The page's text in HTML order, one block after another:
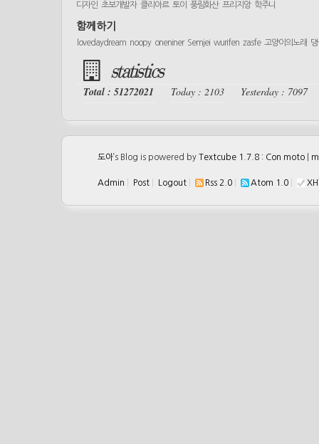
디자인 초보개발자 클리아르 토이 풍림화산 프리지앙 학주니
함께하기
lovedaydream noopy oneniner Semjei wurifen zasfe 고양이의노래
statistics
Total : 51272021 Today : 2103 Yesterday : 7097
도아’s Blog is powered by Textcube 1.7.8 : Con moto
Admin Post Logout Rss 2.0 Atom 1.0